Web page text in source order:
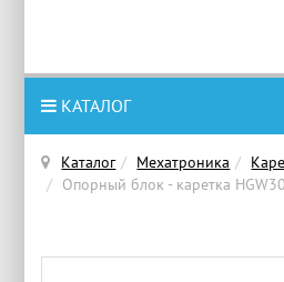
КАТАЛОГ
Каталог Мехатроника
Опорный блок - каретка